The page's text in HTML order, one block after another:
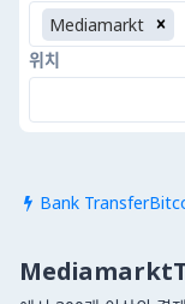
Mediamarkt
위치
 Bank